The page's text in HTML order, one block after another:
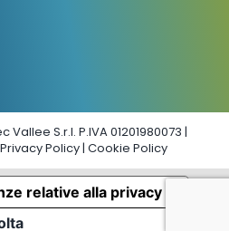
S.r.l. P.IVA 01201980073 |
Privacy Policy| Cookie Policy
relative alla privacy